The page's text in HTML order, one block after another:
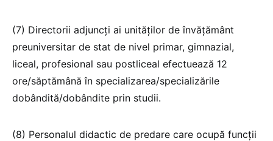
(7) Directorii adjuncți ai unităților de învățământ
preuniversitar de stat de nivel primar, gimnazial,
liceal, profesional sau postliceal efectuează 12
ore/săptămână în specializarea/specializările
dobândită/dobândite prin studii.
(8) Personalul didactic de predare care ocupă funcții